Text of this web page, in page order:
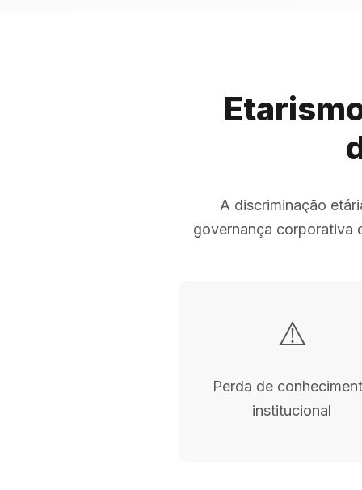
A discriminação
governança corporativa
⚠️
Perda de
institucional